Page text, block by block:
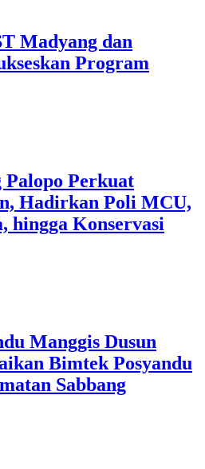
Madyang dan
Program
Palopo Perkuat
Hadirkan Poli MCU,
hingga Konservasi
Manggis Dusun
Bimtek Posyandu
Sabbang